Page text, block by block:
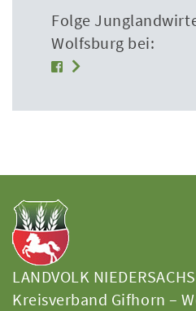
Folge
Wolfsburg bei:
LANDVOLK
Kreisverband Gifhorn –